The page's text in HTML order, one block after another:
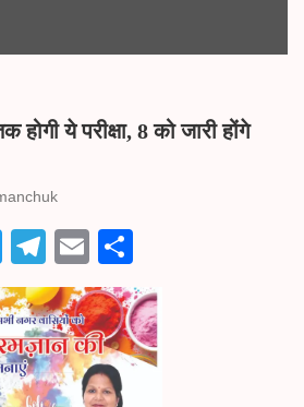
ये परीक्षा, 8 को जारी होंगे
T
wi
tte
r
Te
le
gr
a
m
E
m
ail
ha
re